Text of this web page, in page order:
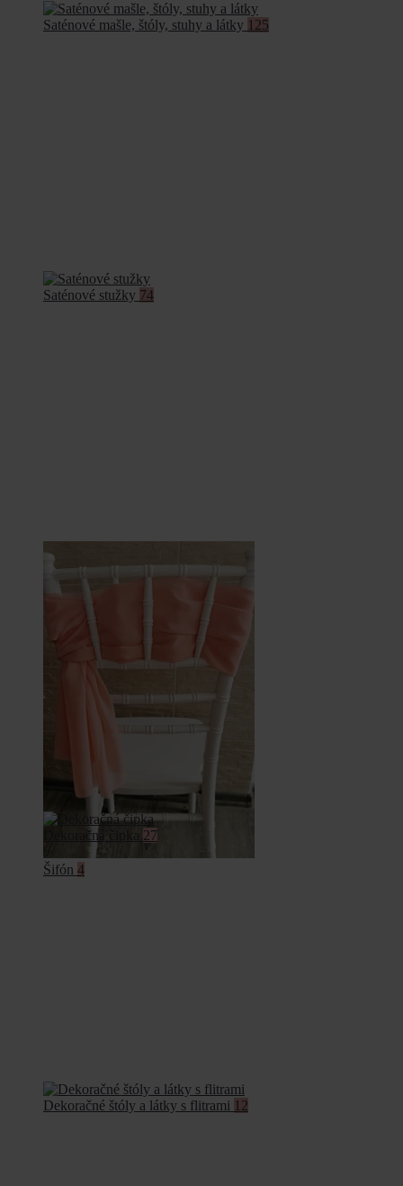
Saténové mašle, štóly, stuhy a látky 125
Saténové stužky 74
Šifón 4
Dekoračná čipka 27
Dekoračné štóly a látky s flitrami 12